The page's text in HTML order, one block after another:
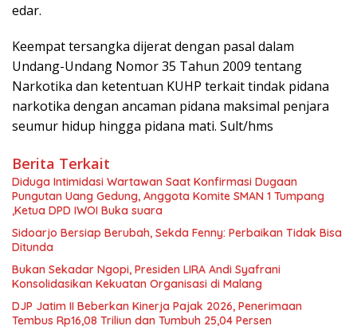
edar.
Keempat tersangka dijerat dengan pasal dalam
Undang-Undang Nomor 35 Tahun 2009 tentang
Narkotika dan ketentuan KUHP terkait tindak pidana
narkotika dengan ancaman pidana maksimal penjara
seumur hidup hingga pidana mati. Sult/hms
Berita Terkait
Diduga Intimidasi Wartawan Saat Konfirmasi Dugaan
Pungutan Uang Gedung, Anggota Komite SMAN 1 Tumpang
,Ketua DPD IWOI Buka suara
Sidoarjo Bersiap Berubah, Sekda Fenny: Perbaikan Tidak Bisa
Ditunda
Bukan Sekadar Ngopi, Presiden LIRA Andi Syafrani
Konsolidasikan Kekuatan Organisasi di Malang
DJP Jatim II Beberkan Kinerja Pajak 2026, Penerimaan
Tembus Rp16,08 Triliun dan Tumbuh 25,04 Persen